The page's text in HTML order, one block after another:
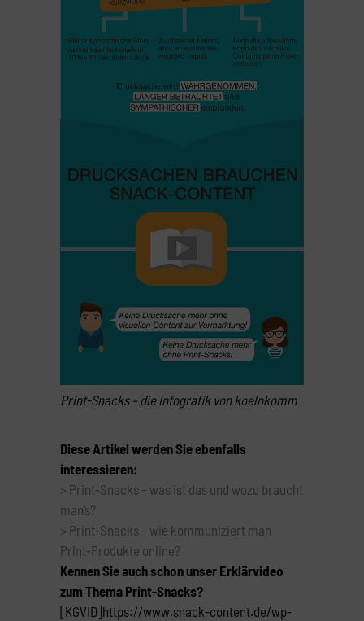
Print-Snacks – die Infografik von koelnkomm
Diese Artikel werden Sie ebenfalls
interessieren:
> Print-Snacks – was ist das und wozu braucht
man’s?
> Print-Snacks – wie kommuniziert man
Print-Produkte online?
Kennen Sie auch schon unser Erklärvideo
zum Thema Print-Snacks?
[KGVID]https://www.snack-content.de/wp-